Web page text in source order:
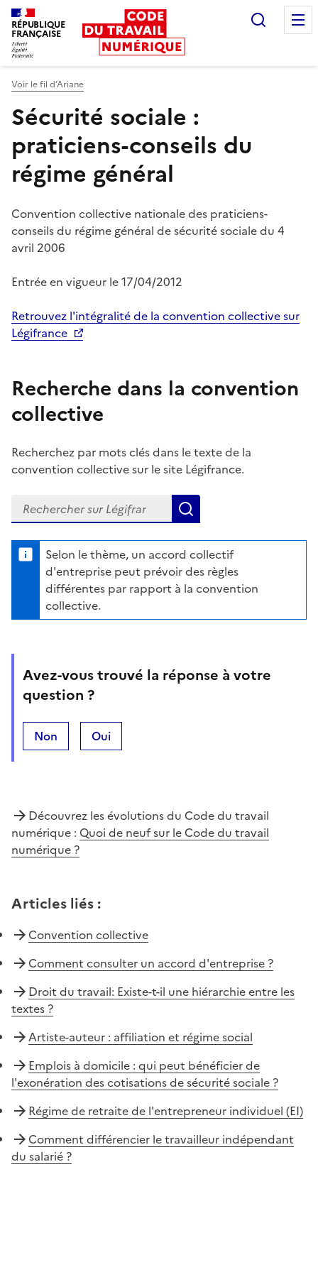
RÉPUBLIQUE
FRANÇAISE
Voir le fil d’Ariane
Sécurité sociale :
praticiens-conseils du
régime général
Convention collective nationale des praticiens-
conseils du régime général de sécurité sociale du 4
avril 2006
Entrée en vigueur le17/04/2012
Retrouvez l'intégralité de la convention collective sur
Légifrance
Recherche dans la convention
collective
Recherchez par mots clés dans le texte de la
convention collective sur le site Légifrance.
Recherchez dans la convention collective sur Légifrance
Selon le thème, un accord collectif
d'entreprise peut prévoir des règles
différentes par rapport à la convention
collective.
Avez-vous trouvé la réponse à votre
question ?
Non Oui
Découvrez les évolutions du Code du travail
numérique : Quoi de neuf sur le Code du travail
numérique ?
Articles liés :
Convention collective
Comment consulter un accord d'entreprise ?
Droit du travail: Existe-t-il une hiérarchie entre les
textes ?
Artiste-auteur : affiliation et régime social
Emplois à domicile : qui peut bénéficier de
l'exonération des cotisations de sécurité sociale ?
Régime de retraite de l'entrepreneur individuel (EI)
Comment différencier le travailleur indépendant
du salarié ?